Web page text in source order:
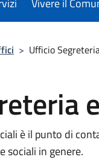
Vivere il
> Ufficio
è il punto di
sociali in genere.